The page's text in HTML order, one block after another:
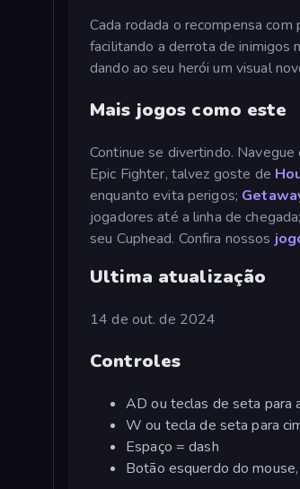
Cada rodada o recompensa
facilitando a derrota de inimigos
dando ao seu herói um visual
Mais jogos como este
Continue se divertindo. Navegue
Epic Fighter, talvez goste de
enquanto evita perigos;
jogadores até a linha de
seu Cuphead. Confira nossos
Ultima atualização
14 de out. de 2024
Controles
AD ou teclas de seta para
W ou tecla de seta para
Espaço = dash
Botão esquerdo do